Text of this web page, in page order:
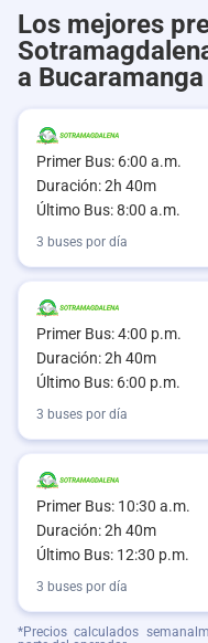
Los mejores
a Bucaramanga
Primer Bus: 6:00 a.m.
Duración: 2h 40m
Último Bus: 8:00 a.m.
3 buses por día
Primer Bus: 4:00 p.m.
Duración: 2h 40m
Último Bus: 6:00 p.m.
3 buses por día
Primer Bus: 10:30 a.m.
Duración: 2h 40m
Último Bus: 12:30 p.m.
3 buses por día
*Precios calculados